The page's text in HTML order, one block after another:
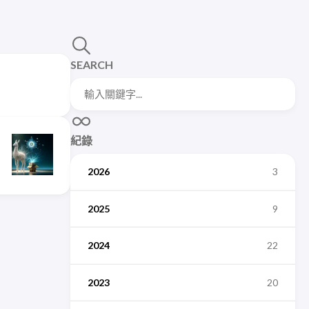
SEARCH
紀錄
2026 3
2025 9
2024 22
2023 20